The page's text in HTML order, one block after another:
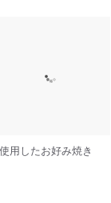
用したお好み焼き